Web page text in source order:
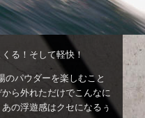
る！そして軽快！
のパウダーを楽しむこと
ら外れただけでこんなに
の浮遊感はクセになるぅ